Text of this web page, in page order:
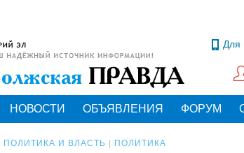
Для
НОВОСТИ ОБЪЯВЛЕНИЯ ФОРУМ
ПОЛИТИКА И ВЛАСТЬ ПОЛИТИКА